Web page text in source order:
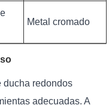
Metal cromado
ducha redondos
adecuadas. A